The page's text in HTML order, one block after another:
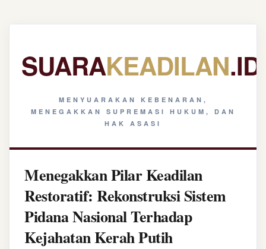
SUARAKEADILAN.ID
MENYUARAKAN KEBENARAN,
MENEGAKKAN SUPREMASI HUKUM, DAN
HAK ASASI
Menegakkan Pilar Keadilan
Restoratif: Rekonstruksi Sistem
Pidana Nasional Terhadap
Kejahatan Kerah Putih